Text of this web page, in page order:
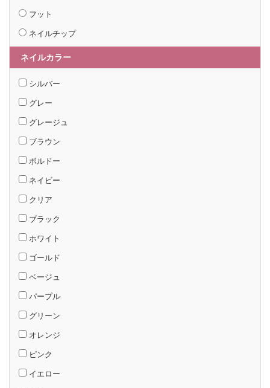
フット
ネイルチップ
ネイルカラー
シルバー
グレー
グレージュ
ブラウン
ボルドー
ネイビー
クリア
ブラック
ホワイト
ゴールド
ベージュ
パープル
グリーン
オレンジ
ピンク
イエロー